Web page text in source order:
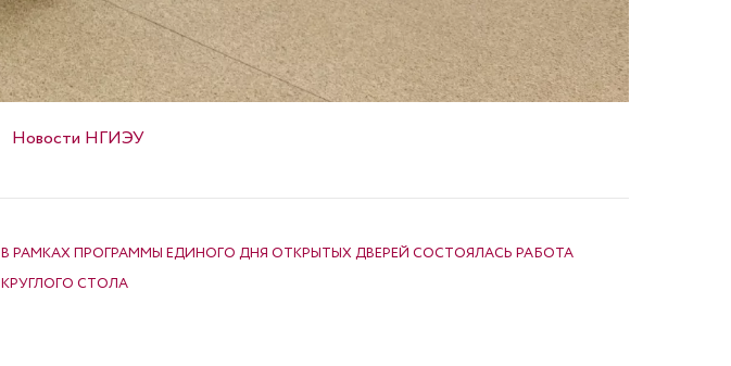
Новости НГИЭУ
В РАМКАХ ПРОГРАММЫ ЕДИНОГО ДНЯ ОТКРЫТЫХ ДВЕРЕЙ СОСТОЯЛАСЬ РАБОТА
КРУГЛОГО СТОЛА